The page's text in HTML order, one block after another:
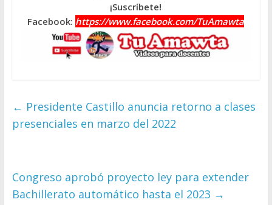
¡Suscríbete!
Facebook: https://www.facebook.com/TuAmawta
← Presidente Castillo anuncia retorno a clases
presenciales en marzo del 2022
Congreso aprobó proyecto ley para extender
Bachillerato automático hasta el 2023 →